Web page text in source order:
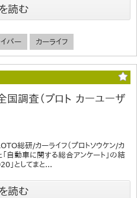
読む
イバー カーライフ
国調査（プロト カーユーザ
総研/カーライフ（プロトソウケン/カ
自動車に関する総合アンケート」の結
」としてまと...
読む